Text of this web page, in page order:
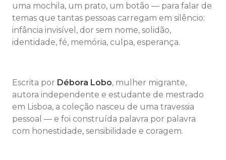
uma mochila, um prato, um botão — para falar de
temas que tantas pessoas carregam em silêncio:
infância invisível, dor sem nome, solidão,
identidade, fé, memória, culpa, esperança.
Escrita por Débora Lobo, mulher migrante,
autora independente e estudante de mestrado
em Lisboa, a coleção nasceu de uma travessia
pessoal — e foi construída palavra por palavra
com honestidade, sensibilidade e coragem.